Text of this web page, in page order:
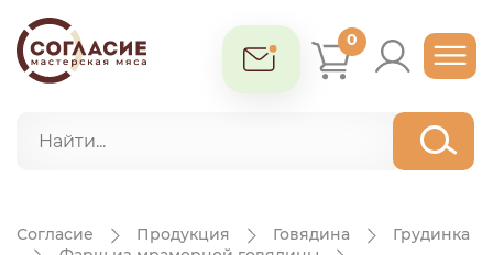
0
Согласие Продукция Говядина
Грудинка